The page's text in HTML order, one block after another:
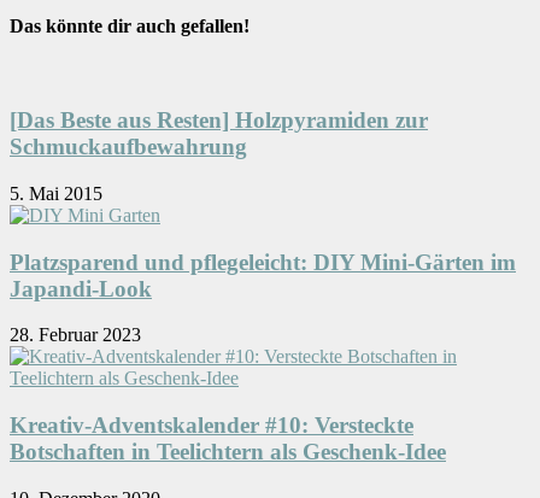
Das könnte dir auch gefallen!
[Das Beste aus Resten] Holzpyramiden zur
Schmuckaufbewahrung
5. Mai 2015
Platzsparend und pflegeleicht: DIY Mini-Gärten im
Japandi-Look
28. Februar 2023
Kreativ-Adventskalender #10: Versteckte
Botschaften in Teelichtern als Geschenk-Idee